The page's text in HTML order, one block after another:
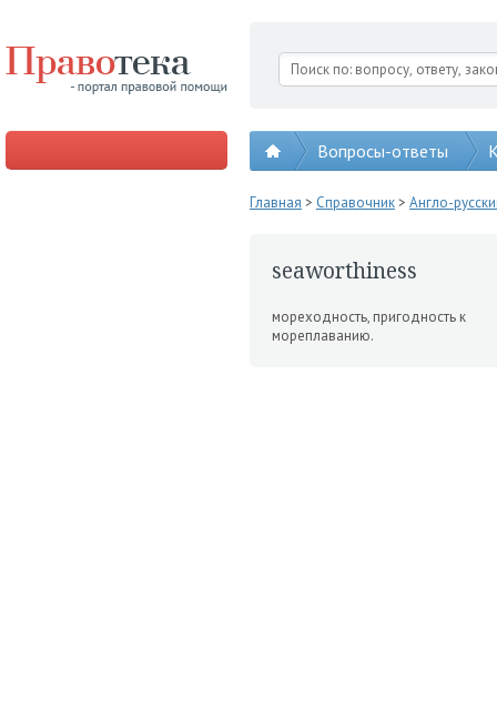
Вопросы-ответы
Главная > Справочник> Англо-
seaworthiness
мореходность, пригод­ность к
мореплаванию.